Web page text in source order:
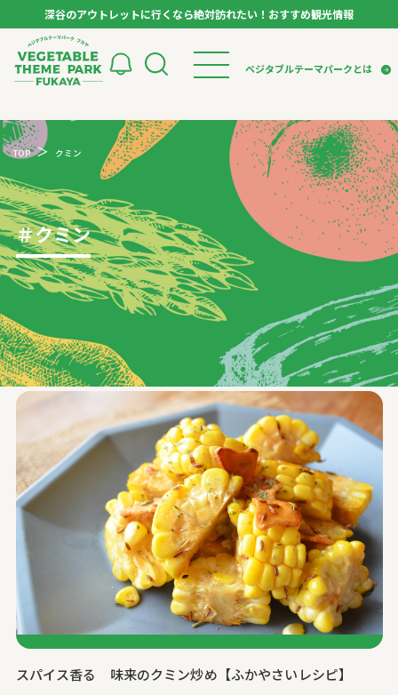
深谷のアウトレットに行くなら絶対訪れたい！おすすめ観光情報
ベジタブルテーマパークとは
検索
トップページ
モデルコース
スポット
イベント
体験
特集記事
ベジタブルテーマパークとは
VTPキャストミーティング
パートナー企業について
市長インタビュー
生産者インタビュー
アンバサダー
お役立ち情報
レシピ集
TOP クミン
＃クミン
スパイス香る 味来のクミン炒め【ふかやさいレシピ】